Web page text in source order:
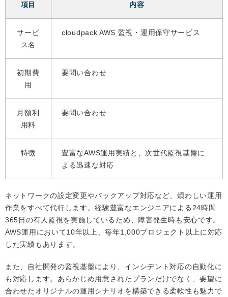
項目 内容
サービ
ス名
cloudpack AWS 監視・運用保守サービス
初期費
用
要問い合わせ
月額利
用料
要問い合わせ
特徴
豊富なAWS運用実績と、次世代監視基盤に
よる迅速な対応
ネットワークの設定変更やバックアップ対応など、煩わしい運用
作業をすべて代行します。経験豊富なエンジニアによる24時間
365日の有人監視を実施しているため、障害発生時も安心です。
AWS運用において10年以上、毎年1,000プロジェクト以上に対応
した実績もあります。
また、自社開発の監視基盤により、インシデント対応の自動化に
も対応します。あらかじめ用意されたプランだけでなく、要望に
合わせたオリジナルの運用シナリオを構築できる柔軟性も魅力で